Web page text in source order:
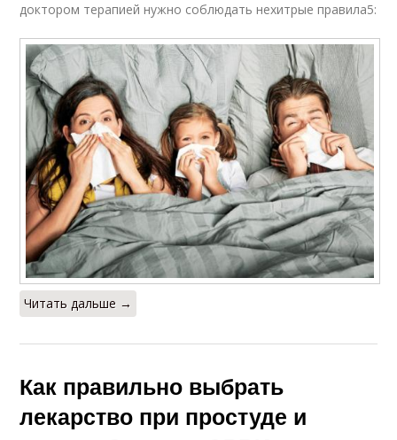
доктором терапией нужно соблюдать нехитрые правила5:
Читать дальше →
Как правильно выбрать
лекарство при простуде и